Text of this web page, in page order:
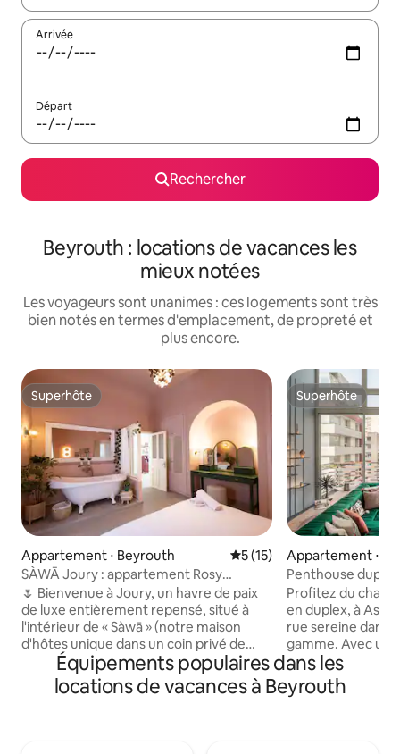
Arrivée
Départ
Rechercher
Beyrouth : locations de vacances les
mieux notées
Les voyageurs sont unanimes : ces logements sont très
bien notés en termes d'emplacement, de propreté et
plus encore.
Superhôte
Superhôte
Appartement ⋅ Beyrouth Évaluation moyenne sur la
5 (15)
SÀWĀ Joury : appartement Rosy
1 chambre avec baignoire / Mar Mikhael
🌷 Bienvenue à Joury, un havre de paix
de luxe entièrement repensé, situé à
l'intérieur de « Sàwā » (notre maison
d'hôtes unique dans un coin privé de
Mar Mikhael). Située à son propre étage
supérieur dédié, c'est la suite la plus
spacieuse de la maison.📍Situé en haut
Superhôte
Superhôte
Appartement ⋅
Penthouse
Achrafieh-24/
Profitez du
en duplex, à
rue sereine dans
gamme. Avec
d'électricité 24h/
parfait de
par la commodité
Équipements populaires dans les
locations de vacances à Beyrouth